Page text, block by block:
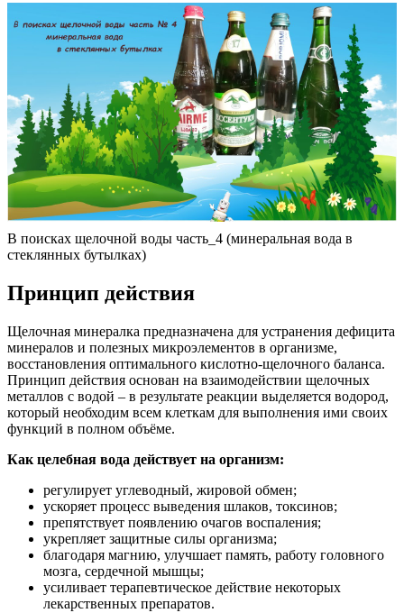
В поисках щелочной воды часть_4 (минеральная вода в
стеклянных бутылках)
Принцип действия
Щелочная минералка предназначена для устранения дефицита
минералов и полезных микроэлементов в организме,
восстановления оптимального кислотно-щелочного баланса.
Принцип действия основан на взаимодействии щелочных
металлов с водой – в результате реакции выделяется водород,
который необходим всем клеткам для выполнения ими своих
функций в полном объёме.
Как целебная вода действует на организм:
регулирует углеводный, жировой обмен;
ускоряет процесс выведения шлаков, токсинов;
препятствует появлению очагов воспаления;
укрепляет защитные силы организма;
благодаря магнию, улучшает память, работу головного
мозга, сердечной мышцы;
усиливает терапевтическое действие некоторых
лекарственных препаратов.